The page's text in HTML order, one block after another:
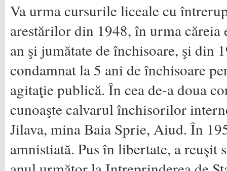
Va urma cursurile liceale cu
arestărilor din 1948, în urma căreia
an şi jumătate de închisoare, şi din
condamnat la 5 ani de închisoare
agitaţie publică. În cea de-a doua
cunoaşte calvarul închisorilor
Jilava, mina Baia Sprie, Aiud. În
amnistiată. Pus în libertate, a reuşit